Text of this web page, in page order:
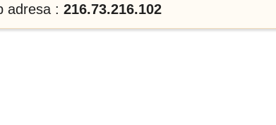
adresa : 216.73.216.102